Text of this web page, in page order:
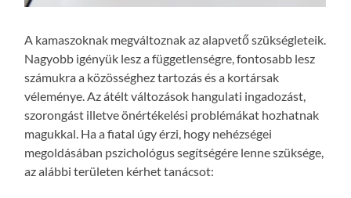
A kamaszoknak megváltoznak az alapvető szükségleteik.
Nagyobb igényük lesz a függetlenségre, fontosabb lesz
számukra a közösséghez tartozás és a kortársak
véleménye. Az átélt változások hangulati ingadozást,
szorongást illetve önértékelési problémákat hozhatnak
magukkal. Ha a fiatal úgy érzi, hogy nehézségei
megoldásában pszichológus segítségére lenne szüksége,
az alábbi területen kérhet tanácsot: